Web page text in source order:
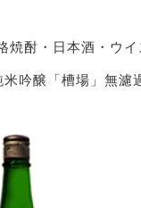
焼酎・日本酒・ウ
米吟醸「槽場」無濾